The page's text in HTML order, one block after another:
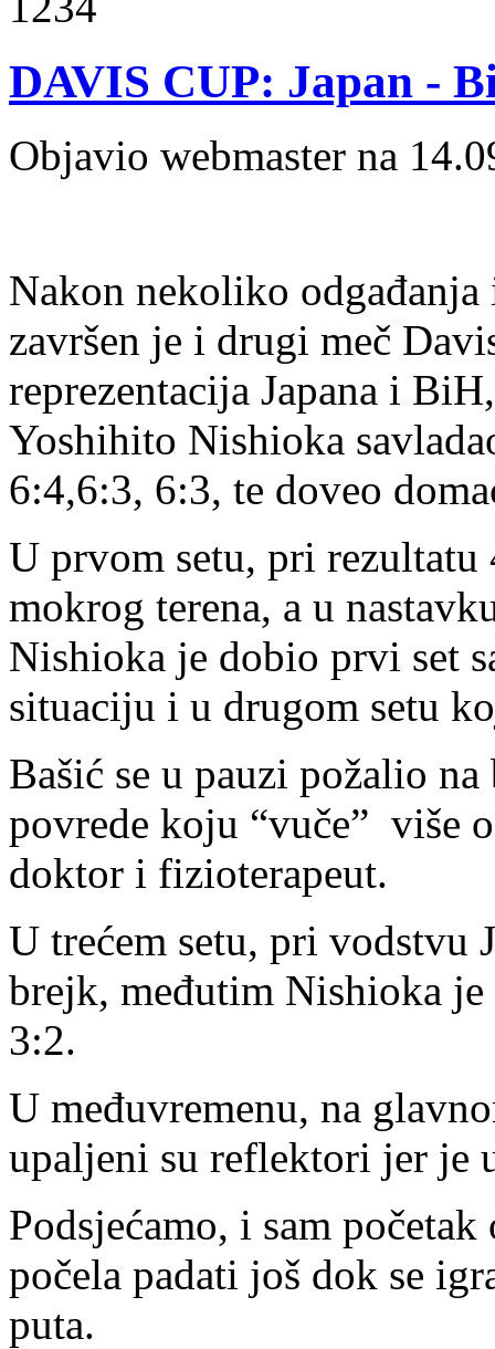
DAVIS CUP: Japan -
Objavio webmaster na
Nakon nekoliko
završen je i drugi meč
reprezentacija Japana i
Yoshihito Nishioka
6:4,6:3, 6:3, te doveo
U prvom setu, pri
mokrog terena, a u
Nishioka je dobio prvi set
situaciju i u drugom setu
Bašić se u pauzi požalio
povrede koju “vuče” više
doktor i fizioterapeut.
U trećem setu, pri vodstvu
brejk, međutim Nishioka
3:2.
U međuvremenu, na
upaljeni su reflektori jer
Podsjećamo, i sam
počela padati još dok se
puta.